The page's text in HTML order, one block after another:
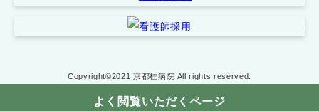
よく閲覧いただくページ
Copyright©2021 京都桂病院 All rights reserved.